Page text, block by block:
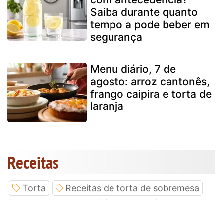
Saiba durante quanto
tempo a pode beber em
segurança
Menu diário, 7 de
agosto: arroz cantonês,
frango caipira e torta de
laranja
Receitas
Torta
Receitas de torta de sobremesa